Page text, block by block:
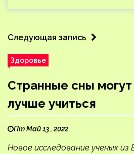
Следующая запись
Здоровье
Странные сны
лучше учиться
Пт Май 13 , 2022
Новое исследование ученых из